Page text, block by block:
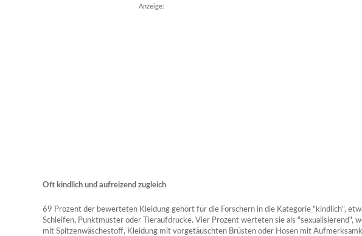
Anzeige:
Oft kindlich und aufreizend zugleich
69 Prozent der bewerteten Kleidung gehört für die Forschern in die Kategorie "kindlich",
Schleifen, Punktmuster oder Tieraufdrucke. Vier Prozent werteten sie als "sexualisierend",
mit Spitzenwäschestoff, Kleidung mit vorgetäuschten Brüsten oder Hosen mit